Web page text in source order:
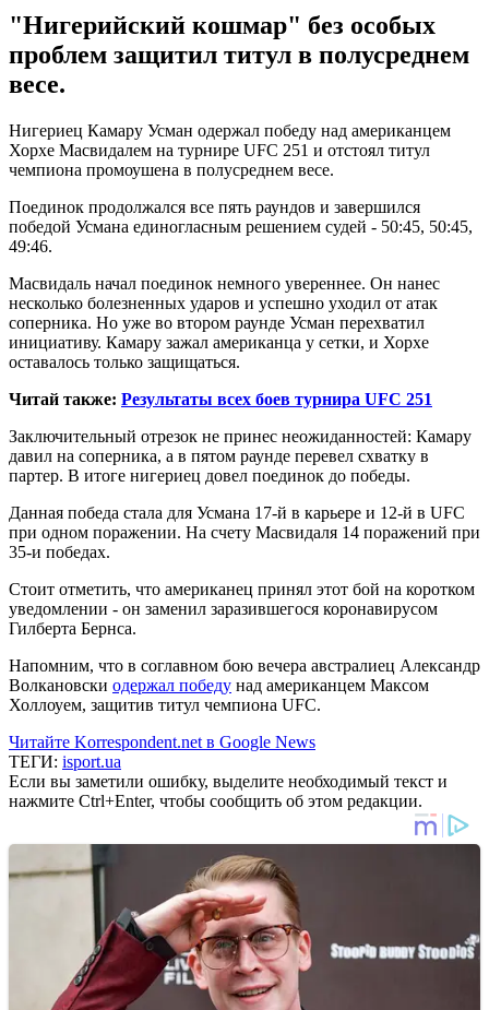
"Нигерийский кошмар" без особых
проблем защитил титул в полусреднем
весе.
Нигериец Камару Усман одержал победу над американцем
Хорхе Масвидалем на турнире UFC 251 и отстоял титул
чемпиона промоушена в полусреднем весе.
Поединок продолжался все пять раундов и завершился
победой Усмана единогласным решением судей - 50:45, 50:45,
49:46.
Масвидаль начал поединок немного увереннее. Он нанес
несколько болезненных ударов и успешно уходил от атак
соперника. Но уже во втором раунде Усман перехватил
инициативу. Камару зажал американца у сетки, и Хорхе
оставалось только защищаться.
Читай также: Результаты всех боев турнира UFC 251
Заключительный отрезок не принес неожиданностей: Камару
давил на соперника, а в пятом раунде перевел схватку в
партер. В итоге нигериец довел поединок до победы.
Данная победа стала для Усмана 17-й в карьере и 12-й в UFC
при одном поражении. На счету Масвидаля 14 поражений при
35-и победах.
Стоит отметить, что американец принял этот бой на коротком
уведомлении - он заменил заразившегося коронавирусом
Гилберта Бернса.
Напомним, что в соглавном бою вечера австралиец Александр
Волкановски одержал победу над американцем Максом
Холлоуем, защитив титул чемпиона UFC.
Читайте Korrespondent.net в Google News
ТЕГИ: isport.ua
Если вы заметили ошибку, выделите необходимый текст и
нажмите Ctrl+Enter, чтобы сообщить об этом редакции.